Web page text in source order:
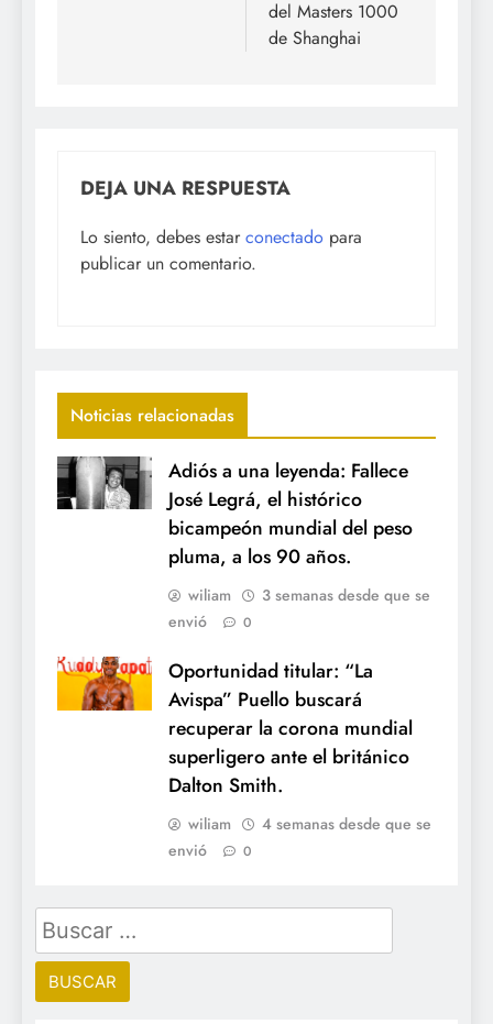
del Masters 1000
de Shanghai
DEJA UNA RESPUESTA
Lo siento, debes estar conectado para
publicar un comentario.
Noticias relacionadas
Adiós a una leyenda: Fallece
José Legrá, el histórico
bicampeón mundial del peso
pluma, a los 90 años.
wiliam
3 semanas desde que se
envió
0
Oportunidad titular: “La
Avispa” Puello buscará
recuperar la corona mundial
superligero ante el británico
Dalton Smith.
wiliam
4 semanas desde que se
envió
0
Buscar: